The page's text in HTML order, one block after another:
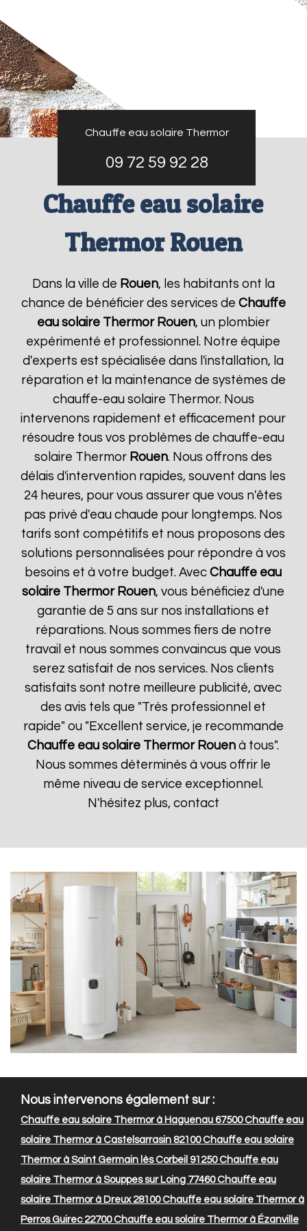
Chauffe eau solaire Thermor
09 72 59 92 28
Chauffe eau solaire
Thermor Rouen
Dans la ville de Rouen, les habitants ont la
chance de bénéficier des services de Chauffe
eau solaire Thermor Rouen, un plombier
expérimenté et professionnel. Notre équipe
d'experts est spécialisée dans l'installation, la
réparation et la maintenance de systèmes de
chauffe-eau solaire Thermor. Nous
intervenons rapidement et efficacement pour
résoudre tous vos problèmes de chauffe-eau
solaire Thermor Rouen. Nous offrons des
délais d'intervention rapides, souvent dans les
24 heures, pour vous assurer que vous n'êtes
pas privé d'eau chaude pour longtemps. Nos
tarifs sont compétitifs et nous proposons des
solutions personnalisées pour répondre à vos
besoins et à votre budget. AvecChauffe eau
solaire Thermor Rouen, vous bénéficiez d'une
garantie de 5 ans sur nos installations et
réparations. Nous sommes fiers de notre
travail et nous sommes convaincus que vous
serez satisfait de nos services. Nos clients
satisfaits sont notre meilleure publicité, avec
des avis tels que "Très professionnel et
rapide" ou "Excellent service, je recommande
Chauffe eau solaire Thermor Rouen à tous".
Nous sommes déterminés à vous offrir le
même niveau de service exceptionnel.
N'hésitez plus, contact
Nous intervenons également sur :
Chauffe eau solaire Thermor à Haguenau 67500Chauffe eau
solaire Thermor à Castelsarrasin 82100Chauffe eau solaire
Thermor à Saint Germain lès Corbeil 91250Chauffe eau
solaire Thermor à Souppes sur Loing 77460Chauffe eau
solaire Thermor à Dreux 28100Chauffe eau solaire Thermor à
Perros Guirec 22700Chauffe eau solaire Thermor à Ézanville